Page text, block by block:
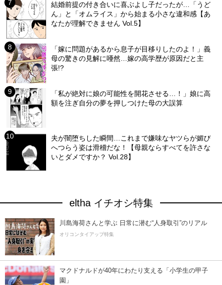
結婚前提の付き合いに喜ぶよし子だったが…「うど
ん」と「オムライス」から始まる小さな違和感【あ
なたが理解できません Vol.5】
「嫁に問題があるから息子が目移りしたのよ！」義
母の驚きの見解に唖然…嫁の高学歴が原因だと主
張!?
「私が絶対に娘の可能性を開花させる…！」娘に高
額を注ぎ自分の夢を押しつけた母の大誤算
夫が闇堕ちした瞬間…これまで嫌味なヤツらが媚び
へつらう姿は滑稽だな！【母親ならすべてを許さな
いとダメですか？ Vol.28】
eltha イチオシ特集
川島海荷さんと学ぶ 日常に潜む“人身取引”のリアル
オリコンタイアップ特集
マクドナルドが40年にわたり支える「小学生の甲子
園」